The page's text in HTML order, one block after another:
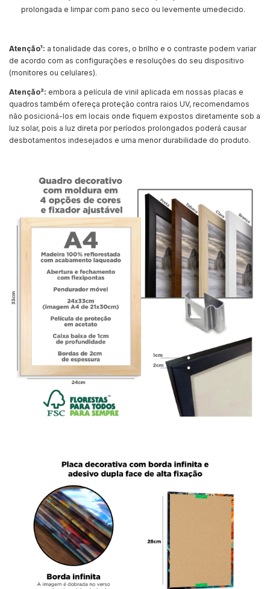
prolongada e limpar com pano seco ou levemente umedecido.
Atenção¹: a tonalidade das cores, o brilho e o contraste podem variar
de acordo com as configurações e resoluções do seu dispositivo
(monitores ou celulares).
Atenção²: embora a película de vinil aplicada em nossas placas e
quadros também ofereça proteção contra raios UV, recomendamos
não posicioná-los em locais onde fiquem expostos diretamente sob a
luz solar, pois a luz direta por períodos prolongados poderá causar
desbotamentos indesejados e uma menor durabilidade do produto.